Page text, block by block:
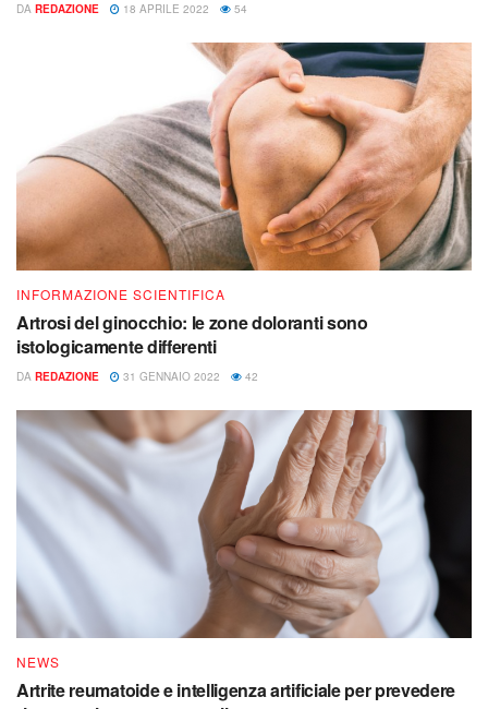
DA REDAZIONE 18 APRILE 2022 54
INFORMAZIONE SCIENTIFICA
Artrosi del ginocchio: le zone doloranti sono
istologicamente differenti
DA REDAZIONE 31 GENNAIO 2022 42
NEWS
Artrite reumatoide e intelligenza artificiale per prevedere